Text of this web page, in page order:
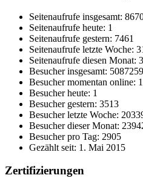
Seitenaufrufe insgesamt:
Seitenaufrufe heute: 1
Seitenaufrufe gestern: 7461
Seitenaufrufe letzte Woche:
Seitenaufrufe diesen Monat:
Besucher insgesamt: 5087259
Besucher momentan online: 1
Besucher heute: 1
Besucher gestern: 3513
Besucher letzte Woche:
Besucher dieser Monat:
Besucher pro Tag: 2905
Gezählt seit: 1. Mai 2015
Zertifizierungen